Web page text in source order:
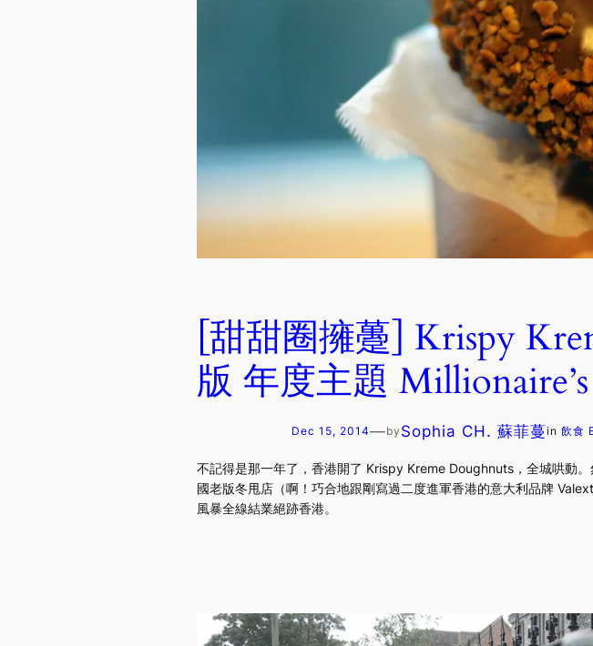
[甜甜圈擁躉] Krispy
版 年度主題
Dec 15, 2014—by Sophia CH. 蘇菲蔓in 飲食
不記得是那一年了，香港開了 Krispy Kreme Doughnuts，全城哄動
國老版冬甩店（啊！巧合地跟剛寫過二度進軍香港的意大利品牌
風暴全線結業絕跡香港。